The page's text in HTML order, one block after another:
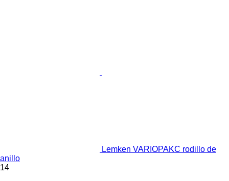
Lemken VARIOPAKC rodillo de
anillo
14